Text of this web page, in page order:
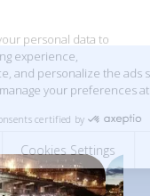
Accept and close